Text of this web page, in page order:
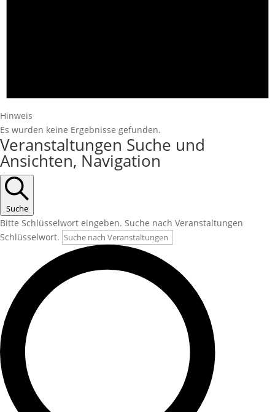
Hinweis
Es wurden keine Ergebnisse gefunden.
Veranstaltungen Suche und
Ansichten, Navigation
Suche
Bitte Schlüsselwort eingeben. Suche nach Veranstaltungen
Schlüsselwort.